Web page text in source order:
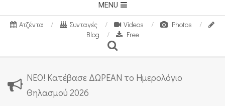
Navigation
Menu
MENU
Ατζέντα Συνταγές Videos
Photos
Blog
Free
Search
ΝΕΟ! Κατέβασε ΔΩΡΕΑΝ το Ημερολόγιο
Θηλασμού 2026